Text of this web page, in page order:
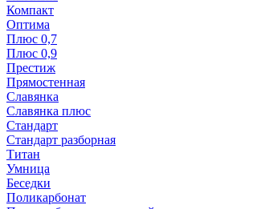
Компакт
Оптима
Плюс 0,7
Плюс 0,9
Престиж
Прямостенная
Славянка
Славянка плюс
Стандарт
Стандарт разборная
Титан
Умница
Беседки
Поликарбонат